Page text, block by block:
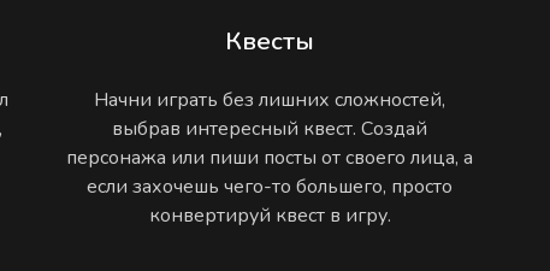
Квесты
Начни играть без лишних сложностей,
выбрав интересный квест. Создай
персонажа или пиши посты от своего лица, а
если захочешь чего-то большего, просто
конвертируй квест в игру.